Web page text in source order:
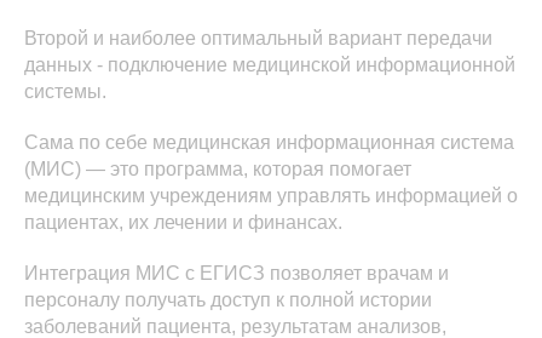
Второй и наиболее оптимальный вариант передачи
данных - подключение медицинской информационной
системы.
Сама по себе медицинская информационная система
(МИС) — это программа, которая помогает
медицинским учреждениям управлять информацией о
пациентах, их лечении и финансах.
Интеграция МИС с ЕГИСЗ позволяет врачам и
персоналу получать доступ к полной истории
заболеваний пациента, результатам анализов,